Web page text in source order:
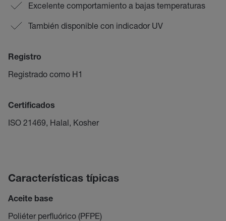
Excelente comportamiento a bajas temperaturas
También disponible con indicador UV
Registro
Registrado como H1
Certificados
ISO 21469, Halal, Kosher
Características típicas
Aceite base
Poliéter perfluórico (PFPE)